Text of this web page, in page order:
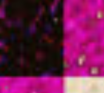
Ondernemersmarkt